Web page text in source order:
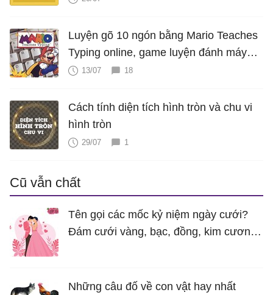
Luyện gõ 10 ngón bằng Mario Teaches
Typing online, game luyện đánh máy
cực hấp dẫn
13/07 18
Cách tính diện tích hình tròn và chu vi
hình tròn
29/07 1
Cũ vẫn chất
Tên gọi các mốc kỷ niệm ngày cưới?
Đám cưới vàng, bạc, đồng, kim cương
Những câu đố về con vật hay nhất